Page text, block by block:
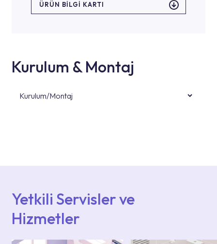
ÜRÜN BILGI KARTI
Kurulum & Montaj
Kurulum/Montaj
Yetkili Servisler ve
Hizmetler